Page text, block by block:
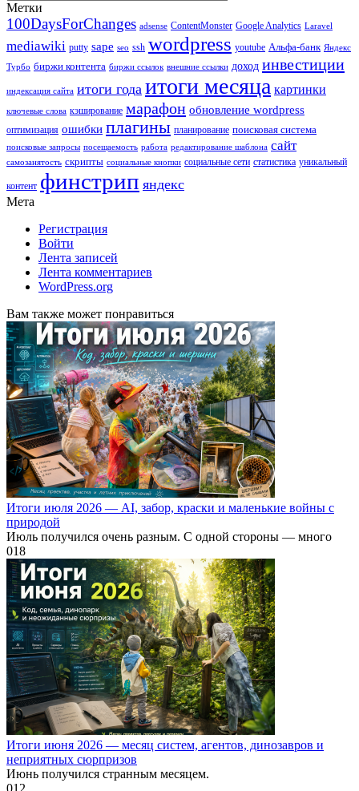
Метки
100DaysForChanges adsense ContentMonster Google Analytics Laravel
mediawiki putty sape seo ssh wordpress youtube Альфа-банк Яндекс
Турбо биржи контента биржи ссылок внешние ссылки доход инвестиции
индексация сайта итоги года итоги месяца картинки
ключевые слова кэширование марафон обновление wordpress
оптимизация ошибки плагины планирование поисковая система
поисковые запросы посещаемость работа редактирование шаблона сайт
самозанятость скрипты социальные кнопки социальные сети статистика уникальный
контент финстрип яндекс
Мета
Регистрация
Войти
Лента записей
Лента комментариев
WordPress.org
Вам также может понравиться
Итоги июля 2026 — AI, забор, краски и маленькие войны с
природой
Июль получился очень разным. С одной стороны — много
018
Итоги июня 2026 — месяц систем, агентов, динозавров и
неприятных сюрпризов
Июнь получился странным месяцем.